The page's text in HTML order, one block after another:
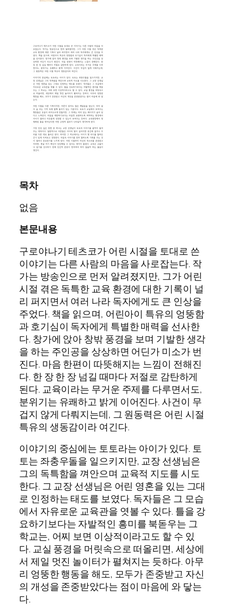
목차
없음
본문내용
구로야나기 테츠코가 어린 시절을 토대로 쓴
이야기는 다른 사람의 마음을 사로잡는다. 작
가는 방송인으로 먼저 알려졌지만, 그가 어린
시절 겪은 독특한 교육 환경에 대한 기록이 널
리 퍼지면서 여러 나라 독자에게도 큰 인상을
주었다. 책을 읽으며, 어린아이 특유의 엉뚱함
과 호기심이 독자에게 특별한 매력을 선사한
다. 창가에 앉아 창밖 풍경을 보며 기발한 생각
을 하는 주인공을 상상하면 어딘가 미소가 번
진다. 마음 한편이 따뜻해지는 느낌이 전해진
다. 한 장 한 장 넘길 때마다 저절로 감탄하게
된다. 교육이라는 무거운 주제를 다루면서도,
분위기는 유쾌하고 밝게 이어진다. 사건이 무
겁지 않게 다뤄지는데, 그 원동력은 어린 시절
특유의 생동감이라 여긴다.
이야기의 중심에는 토토라는 아이가 있다. 토
토는 좌충우돌을 일으키지만, 교장 선생님은
그의 독특함을 껴안으며 교육적 지도를 시도
한다. 그 교장 선생님은 어린 영혼을 있는 그대
로 인정하는 태도를 보였다. 독자들은 그 모습
에서 자유로운 교육관을 엿볼 수 있다. 틀을 강
요하기보다는 자발적인 흥미를 북돋우는 그
학교는, 어찌 보면 이상적이라고도 할 수 있
다. 교실 풍경을 머릿속으로 떠올리면, 세상에
서 제일 멋진 놀이터가 펼쳐지는 듯하다. 아무
리 엉뚱한 행동을 해도, 모두가 존중받고 자신
의 개성을 존중받았다는 점이 마음에 와 닿는
다.